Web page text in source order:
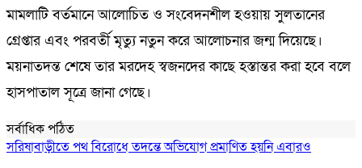
মামলাটি বর্তমানে আলোচিত ও সংবেদনশীল হওয়ায় সুলতানের
গ্রেপ্তার এবং পরবর্তী মৃত্যু নতুন করে আলোচনার জন্ম দিয়েছে।
ময়নাতদন্ত শেষে তার মরদেহ স্বজনদের কাছে হস্তান্তর করা হবে বলে
হাসপাতাল সূত্রে জানা গেছে।
সর্বাধিক পঠিত
সরিষাবাড়ীতে পথ বিরোধে তদন্তে অভিযোগ প্রমাণিত হয়নি এবারও